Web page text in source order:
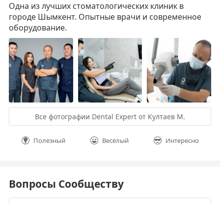
Одна из лучших стоматологических клиник в
городе Шымкент. Опытные врачи и современное
оборудование.
Все фотографии Dental Expert от Култаев М.
Полезный Весёлый Интересно
Вопросы Сообществу